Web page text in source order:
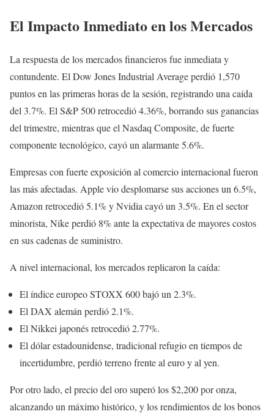
El Impacto Inmediato en los Mercados
La respuesta de los mercados financieros fue inmediata y
contundente. El Dow Jones Industrial Average perdió 1,570
puntos en las primeras horas de la sesión, registrando una caída
del 3.7%. El S&P 500 retrocedió 4.36%, borrando sus ganancias
del trimestre, mientras que el Nasdaq Composite, de fuerte
componente tecnológico, cayó un alarmante 5.6%.
Empresas con fuerte exposición al comercio internacional fueron
las más afectadas. Apple vio desplomarse sus acciones un 6.5%,
Amazon retrocedió 5.1% y Nvidia cayó un 3.5%. En el sector
minorista, Nike perdió 8% ante la expectativa de mayores costos
en sus cadenas de suministro.
A nivel internacional, los mercados replicaron la caída:
El índice europeo STOXX 600 bajó un 2.3%.
El DAX alemán perdió 2.1%.
El Nikkei japonés retrocedió 2.77%.
El dólar estadounidense, tradicional refugio en tiempos de
incertidumbre, perdió terreno frente al euro y al yen.
Por otro lado, el precio del oro superó los $2,200 por onza,
alcanzando un máximo histórico, y los rendimientos de los bonos